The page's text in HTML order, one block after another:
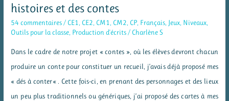
horizontale
histoires et des contes
54 commentaires/ CE1, CE2, CM1, CM2, CP, Français, Jeux, Niveaux,
Outils pour la classe, Production d'écrits/ Charlène S
Dans le cadre de notre projet « contes », où les élèves devront chacun
produire un conte pour constituer un recueil, j’avais déjà proposé mes
« dés à conter« . Cette fois-ci, en prenant des personnages et des lieux
un peu plus traditionnels ou génériques, j’ai proposé des cartes à mes